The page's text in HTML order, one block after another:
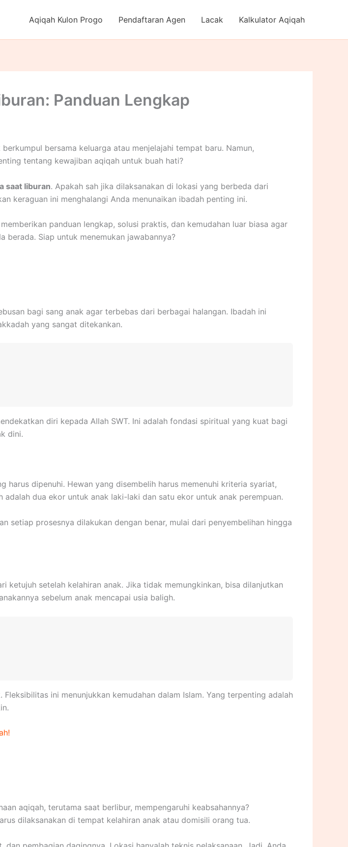
Aqiqah Kulon Progo Pendaftaran Agen Lacak Kalkulator Aqiqah
Panduan Lengkap
bersama keluarga atau menjelajahi tempat baru. Namun,
tentang kewajiban aqiqah untuk buah hati?
saat liburan. Apakah sah jika dilaksanakan di lokasi yang berbeda dari
keraguan ini menghalangi Anda menunaikan ibadah penting ini.
panduan lengkap, solusi praktis, dan kemudahan luar biasa agar
berada. Siap untuk menemukan jawabannya?
bagi sang anak agar terbebas dari berbagai halangan. Ibadah ini
yang sangat ditekankan.
diri kepada Allah SWT. Ini adalah fondasi spiritual yang kuat bagi
dini.
dipenuhi. Hewan yang disembelih harus memenuhi kriteria syariat,
dua ekor untuk anak laki-laki dan satu ekor untuk anak perempuan.
setiap prosesnya dilakukan dengan benar, mulai dari penyembelihan hingga
ketujuh setelah kelahiran anak. Jika tidak memungkinkan, bisa dilanjutkan
sebelum anak mencapai usia baligh.
ini menunjukkan kemudahan dalam Islam. Yang terpenting adalah
aqiqah, terutama saat berlibur, mempengaruhi keabsahannya?
dilaksanakan di tempat kelahiran anak atau domisili orang tua.